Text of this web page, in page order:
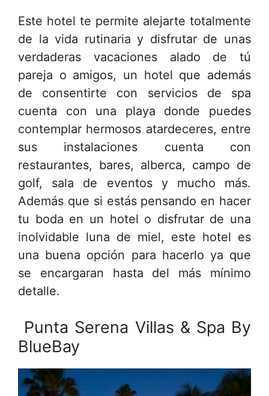
Este hotel te permite alejarte totalmente
de la vida rutinaria y disfrutar de unas
verdaderas vacaciones alado de tú
pareja o amigos, un hotel que además
de consentirte con servicios de spa
cuenta con una playa donde puedes
contemplar hermosos atardeceres, entre
sus instalaciones cuenta con
restaurantes, bares, alberca, campo de
golf, sala de eventos y mucho más.
Además que si estás pensando en hacer
tu boda en un hotel o disfrutar de una
inolvidable luna de miel, este hotel es
una buena opción para hacerlo ya que
se encargaran hasta del más mínimo
detalle.
Punta Serena Villas & Spa By
BlueBay